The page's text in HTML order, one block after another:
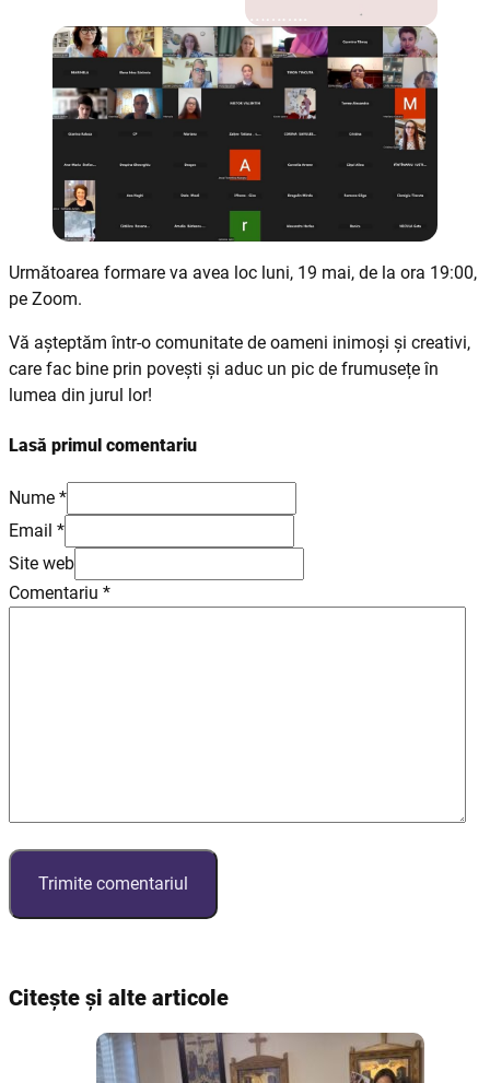
Următoarea formare va avea loc luni, 19 mai, de la ora 19:00,
pe Zoom.
Vă așteptăm într-o comunitate de oameni inimoși și creativi,
care fac bine prin povești și aduc un pic de frumusețe în
lumea din jurul lor!
Lasă primul comentariu
Nume *
Email *
Site web
Comentariu *
Citește și alte articole